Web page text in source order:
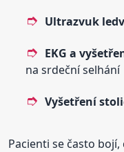
Ultrazvuk
EKG a
na srdeční selhání
Vyšetření
Pacienti se často